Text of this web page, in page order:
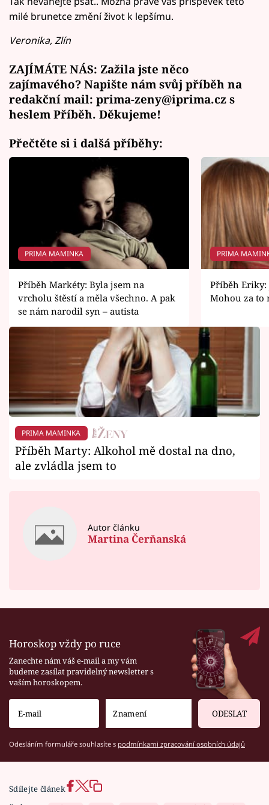
milé brunetce změní život k lepšímu.
Veronika, Zlín
ZAJÍMÁTE NÁS: Zažila jste něco
zajímavého? Napište nám svůj příběh na
redakční mail: prima-zeny@iprima.cz s
heslem Příběh. Děkujeme!
Přečtěte si i dalšá příběhy:
PRIMA MAMINKA
Příběh Markéty: Byla jsem na
vrcholu štěstí a měla všechno. A pak
se nám narodil syn – autista
PRIMA
Příběh Eriky:
Mohou za to
PRIMA MAMINKA
Příběh Marty: Alkohol mě dostal na dno,
ale zvládla jsem to
Autor článku
Martina Čerňanská
Horoskop vždy po ruce
Zanechte nám váš e-mail a my vám
budeme zasílat pravidelný newsletter s
vaším horoskopem.
ODESLAT
Odesláním formuláře souhlasíte s podmínkami zpracování osobních údajů
Sdílejte článek